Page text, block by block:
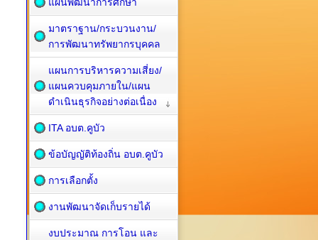
มาตราฐาน/กระบวนงาน/
การพัฒนาทรัพยากรบุคคล
แผนการบริหารความเสี่ยง/
แผนควบคุมภายใน/แผน
ดำเนินธุรกิจอย่างต่อเนื่อง
ITA อบต.คูบัว
ข้อบัญญัติท้องถิ่น อบต.คูบัว
การเลือกตั้ง
งานพัฒนาจัดเก็บรายได้
งบประมาณ การโอน และ